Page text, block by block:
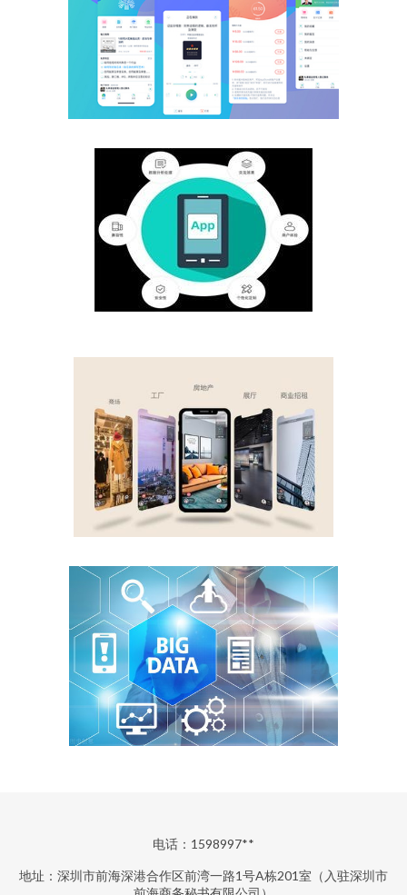
电话：1598997**
地址：深圳市前海深港合作区前湾一路1号A栋201室（入驻深圳市